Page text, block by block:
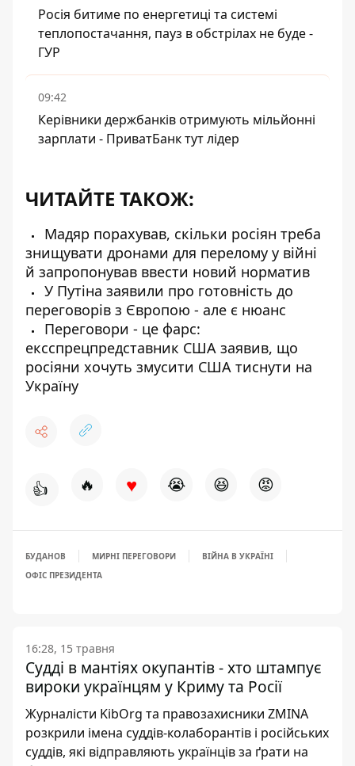
Росія битиме по енергетиці та системі
теплопостачання, пауз в обстрілах не буде -
ГУР
09:42
Керівники держбанків отримують мільйонні
зарплати - ПриватБанк тут лідер
ЧИТАЙТЕ ТАКОЖ:
Мадяр порахував, скільки росіян треба
знищувати дронами для перелому у війні
й запропонував ввести новий норматив
У Путіна заявили про готовність до
переговорів з Європою - але є нюанс
Переговори - це фарс:
ексспрецпредставник США заявив, що
росіяни хочуть змусити США тиснути на
Україну
👍 🔥 ♥ 😭 😆 😡
БУДАНОВ МИРНІ ПЕРЕГОВОРИ
ВІЙНА В УКРАЇНІ
ОФІС ПРЕЗИДЕНТА
16:28, 15 травня
Судді в мантіях окупантів - хто штампує
вироки українцям у Криму та Росії
Журналісти KibOrg та правозахисники ZMINA
розкрили імена суддів-колаборантів і російських
суддів, які відправляють українців за ґрати на